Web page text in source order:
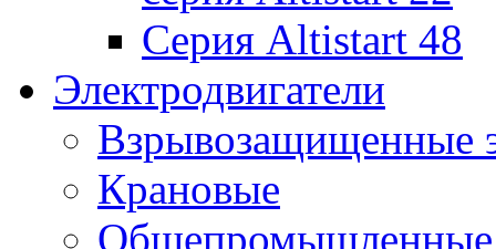
Серия Altistart 48
Электродвигатели
Взрывозащищенные
Крановые
Общепромышленные